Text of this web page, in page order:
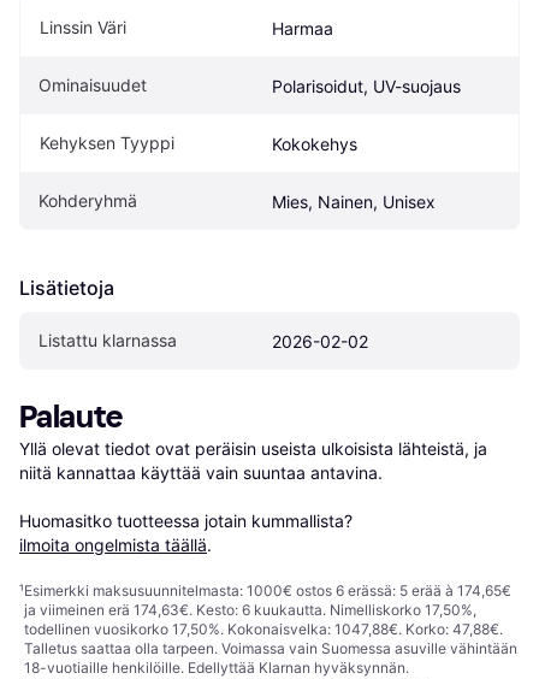
Linssin Väri Harmaa
Ominaisuudet Polarisoidut, UV-suojaus
Kehyksen Tyyppi Kokokehys
Kohderyhmä Mies, Nainen, Unisex
Lisätietoja
Listattu klarnassa 2026-02-02
Palaute
Yllä olevat tiedot ovat peräisin useista ulkoisista lähteistä, ja
niitä kannattaa käyttää vain suuntaa antavina.
Huomasitko tuotteessa jotain kummallista?
ilmoita ongelmista täällä.
¹Esimerkki maksusuunnitelmasta: 1000€ ostos 6 erässä: 5 erää à 174,65€
ja viimeinen erä 174,63€. Kesto: 6 kuukautta. Nimelliskorko 17,50%,
todellinen vuosikorko 17,50%. Kokonaisvelka: 1047,88€. Korko: 47,88€.
Talletus saattaa olla tarpeen. Voimassa vain Suomessa asuville vähintään
18-vuotiaille henkilöille. Edellyttää Klarnan hyväksynnän.